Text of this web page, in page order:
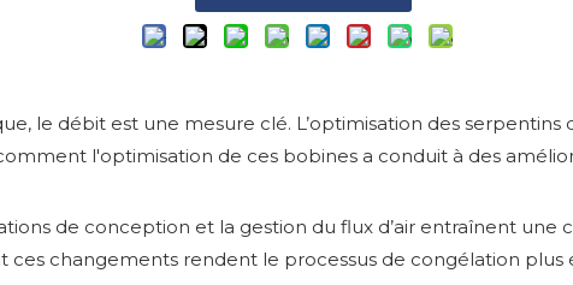
le débit est une mesure clé. L’optimisation des
l'optimisation de ces bobines a conduit à des
de conception et la gestion du flux d’air entraînent
changements rendent le processus de congélation plus